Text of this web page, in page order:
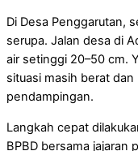
Di Desa Penggarutan,
serupa. Jalan desa di
air setinggi 20–50 cm.
situasi masih berat
pendampingan.
Langkah cepat
BPBD bersama jajaran